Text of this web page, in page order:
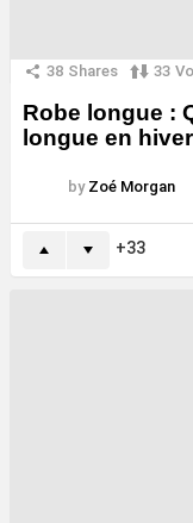
38 Shares 33
Robe longue :
longue en
by Zoé Morgan
33